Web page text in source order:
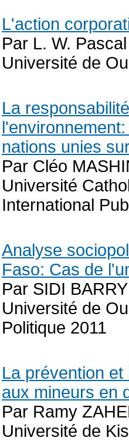
L'action
Par L. W.
Université de
La
nations unies
Par Cléo
Université
International
Analyse
Faso: Cas de
Par SIDI BARRY
Université de
Politique 2011
La prévention
aux mineurs en
Par Ramy
Université de